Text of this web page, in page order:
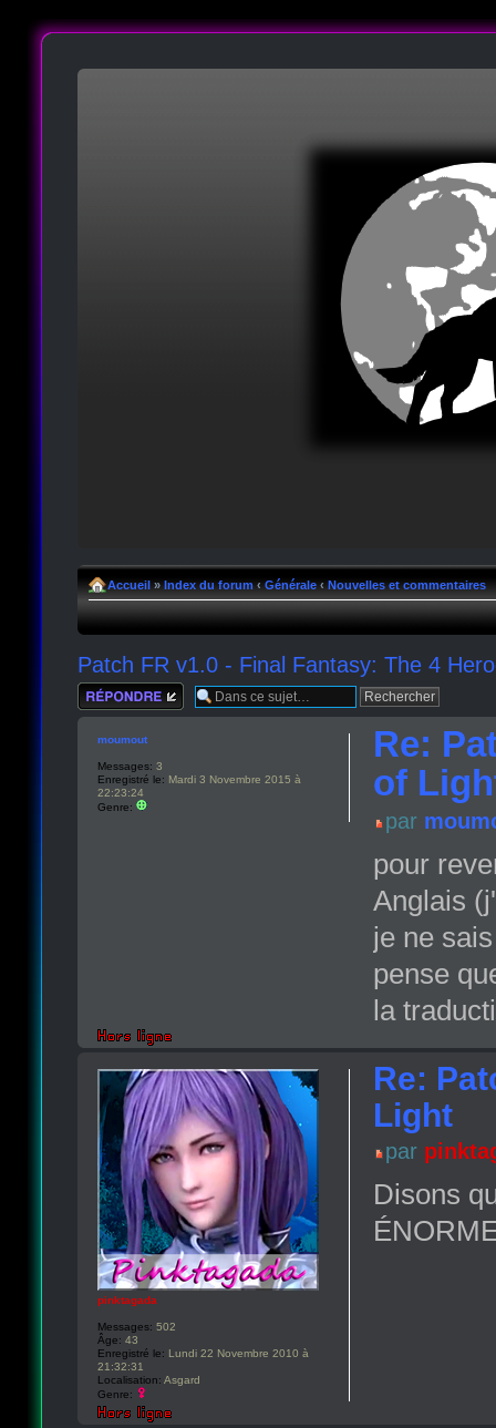
Accueil » Index du forum ‹ Générale ‹ Nouvelles et commentaires
Patch FR v1.0 - Final Fantasy: The 4
Répondre
Re:
of
par
pour
Anglais
je ne
pense
la
moumout
Messages: 3
Enregistré le: Mardi 3 Novembre 2015 à
22:23:24
Genre:
Re:
Light
par
Disons
pinktagada
Messages: 502
Âge: 43
Enregistré le: Lundi 22 Novembre 2010 à
21:32:31
Localisation: Asgard
Genre: